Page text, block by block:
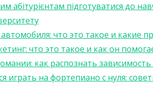
абітурієнтам підготуватися до
что это такое и какие
что это такое и как он
как распознать
играть на фортепиано с нуля: